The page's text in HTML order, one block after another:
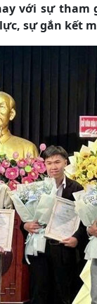
với sự tham
sự gắn kết